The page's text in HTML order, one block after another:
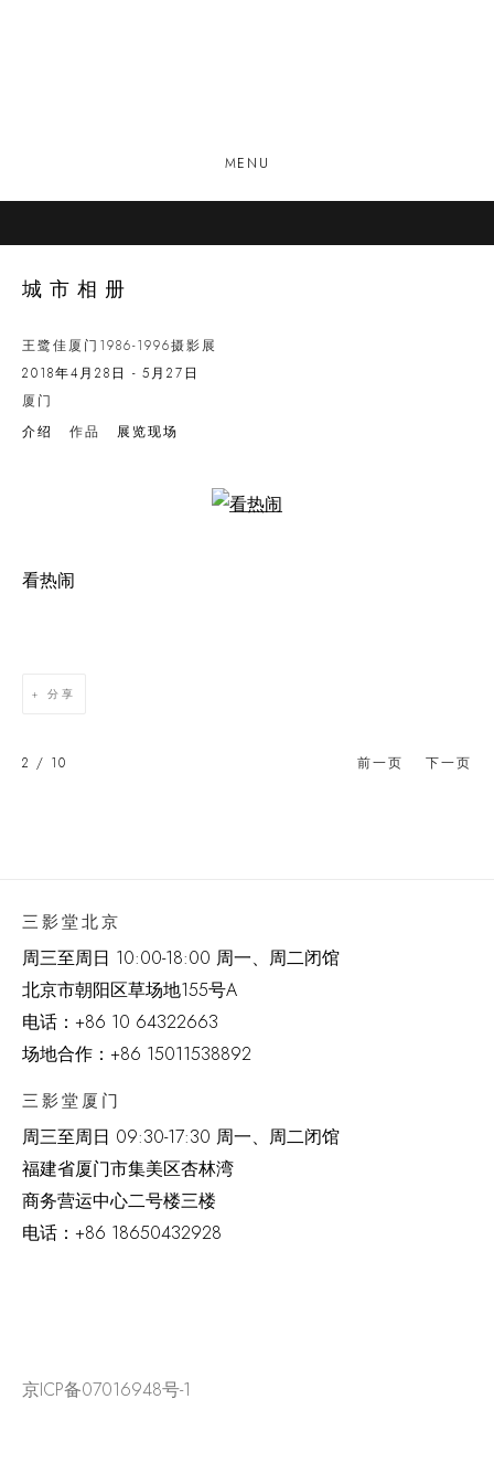
MENU
城市相册
王鹭佳厦门1986-1996摄影展
2018年4月28日 - 5月27日
厦门
介绍
作品 展览现场
Open a larger version of the following image in a popup:
看热闹
分享
前一页 下一页
2 / 10
三影堂北京
周三至周日 10:00-18:00 周一、周二闭馆
北京市朝阳区草场地155号A
电话： +86 10 64322663
场地合作：+86 15011538892
三影堂厦门
周三至周日 09:30-17:30 周一、周二闭馆
福建省厦门市集美区杏林湾
商务营运中心二号楼三楼
电话： +86 18650432928
京ICP备07016948号-1